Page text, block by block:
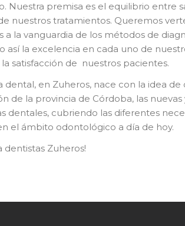
Nuestra premisa es el equilibrio entre
nuestros tratamientos. Queremos
a la vanguardia de los métodos de
así la excelencia en cada uno de
satisfacción de nuestros pacientes.
dental, en Zuheros, nace con la idea
de la provincia de Córdoba, las nuevas
dentales, cubriendo las diferentes
el ámbito odontológico a día de hoy.
dentistas Zuheros!